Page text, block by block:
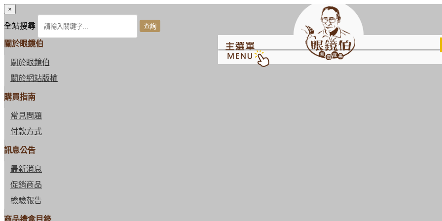
×
全站搜尋
關於眼鏡伯
關於眼鏡伯
關於網站版權
購買指南
常見問題
付款方式
訊息公告
最新消息
促銷商品
檢驗報告
商品禮盒目錄